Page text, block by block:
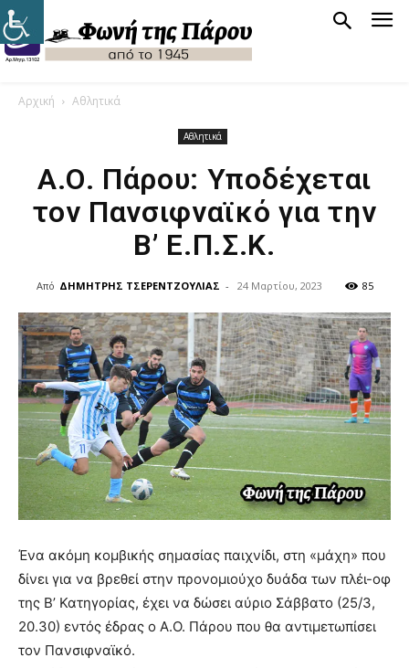
Αρχική Αθλητικά
Αθλητικά
Α.Ο. Πάρου: Υποδέχεται
τον Πανσιφναϊκό για την
Β’ Ε.Π.Σ.Κ.
Από ΔΗΜΗΤΡΗΣ ΤΣΕΡΕΝΤΖΟΥΛΙΑΣ - 24 Μαρτίου, 2023 85
Ένα ακόμη κομβικής σημασίας παιχνίδι, στη «μάχη» που
δίνει για να βρεθεί στην προνομιούχο δυάδα των πλέι-οφ
της Β’ Κατηγορίας, έχει να δώσει αύριο Σάββατο (25/3,
20.30) εντός έδρας ο Α.Ο. Πάρου που θα αντιμετωπίσει
τον Πανσιφναϊκό.